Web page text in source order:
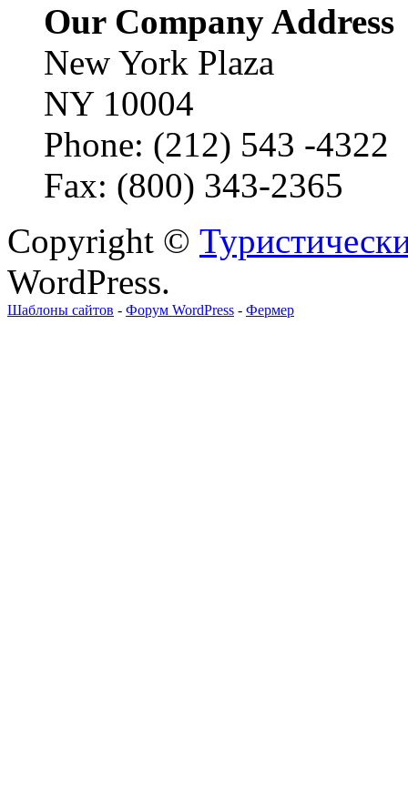
Our Company Address
New York Plaza
NY 10004
Phone: (212) 543 -4322
Fax: (800) 343-2365
Copyright ©
WordPress.
Шаблоны сайтов - Форум WordPress - Фермер